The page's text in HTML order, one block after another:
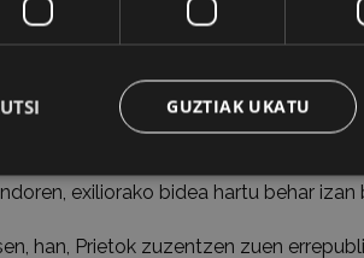
ere egon zen.
"Eibar” aldizkariak eta egunkariak
ez dago ulertzerik herriak berak
lorratzetan ikusten da: Eibarren igaro
arte –Errepublikaren lehenengo
exiliorako bidea hartu behar izan
han, Prietok zuzentzen zuen
GUZTIAK UKATU